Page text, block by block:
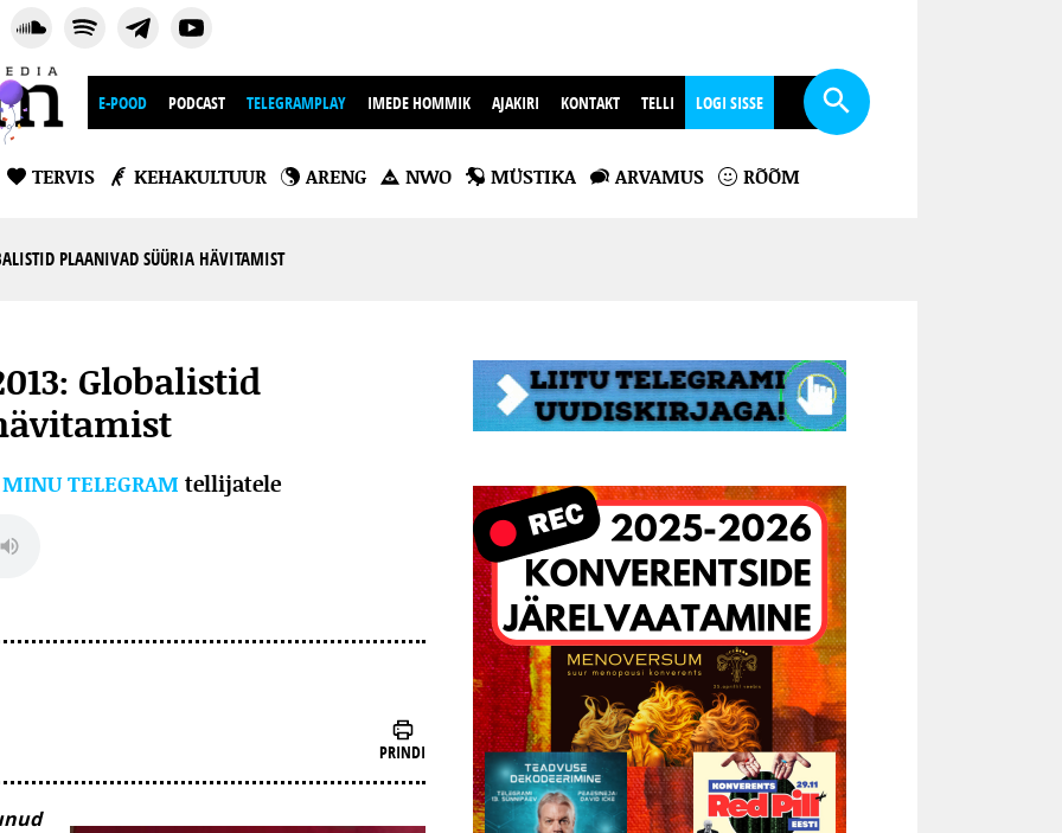
E-POOD PODCAST TELEGRAMPLAY IMEDE HOMMIK AJAKIRI KONTAKT TELLI LOGI SISSE
TERVIS KEHAKULTUUR ARENG NWO MÜSTIKA ARVAMUS RÕÕM
PLAANIVAD SÜÜRIA HÄVITAMIST
Globalistid
MINU TELEGRAM tellijatele
PRINDI